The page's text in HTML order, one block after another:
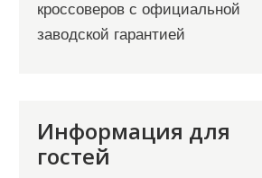
кроссоверов с официальной
заводской гарантией
Информация для
гостей